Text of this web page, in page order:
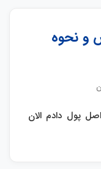
و نحوه
پول دادم الان